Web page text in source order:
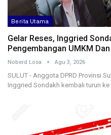
Berita Utama
Gelar Reses, Inggried
Pengembangan UMKM
Noberd Losa Agu 3, 2026
SULUT - Anggota DPRD Provinsi
Inggried Sondakh kembali turun